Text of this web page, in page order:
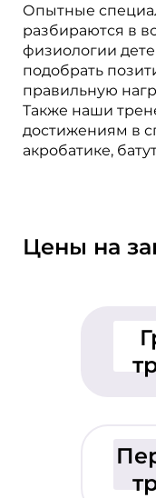
Опытные
разбираются в
физиологии
подобрать
правильную
Также наши
достижениям в
акробатике,
Цены на